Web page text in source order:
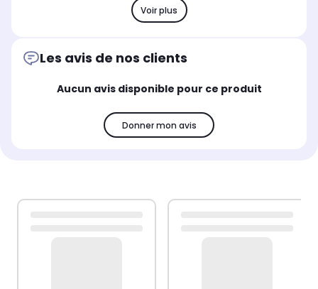
Voir plus
Les avis de nos clients
Aucun avis disponible pour ce produit
Donner mon avis